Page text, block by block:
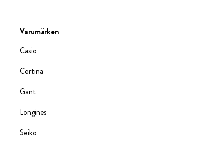
Varumärken
Casio
Certina
Gant
Longines
Seiko